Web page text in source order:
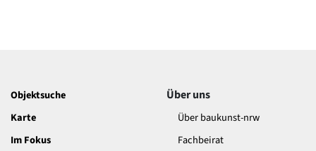
Objektsuche
Karte
Im Fokus
Über uns
Über baukunst-nrw
Fachbeirat